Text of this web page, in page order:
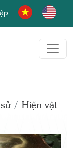
Hiện vật